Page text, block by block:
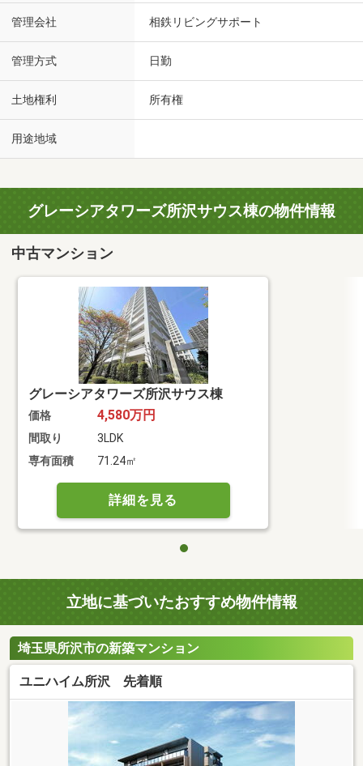
管理会社 相鉄リビングサポート
管理方式 日勤
土地権利 所有権
用途地域
グレーシアタワーズ所沢サウス棟の物件情報
中古マンション
グレーシアタワーズ所沢サウス棟
価格 4,580万円
間取り
3LDK
専有面積
71.24㎡
詳細を見る
立地に基づいたおすすめ物件情報
埼玉県所沢市の新築マンション
ユニハイム所沢 先着順